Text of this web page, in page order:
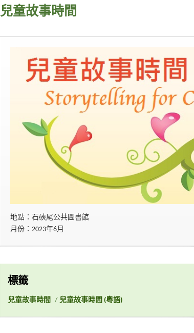
兒童故事時間
地點：石硤尾公共圖書館
月份：2023年6月
標籤
兒童故事時間 / 兒童故事時間 (粵語)